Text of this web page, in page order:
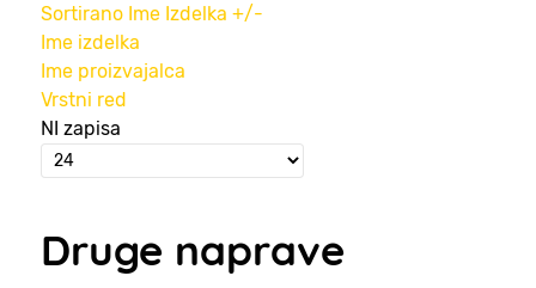
Sortirano Ime Izdelka +/-
Ime izdelka
Ime proizvajalca
Vrstni red
NI zapisa
Druge naprave